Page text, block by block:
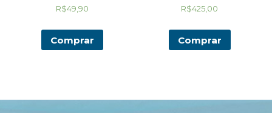
R$49,90
Comprar
R$425,00
Comprar